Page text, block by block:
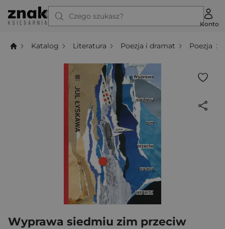
Czego szukasz?
Konto
Katalog Literatura Poezja i dramat Poezja
Wyprawa siedmiu zim przeciw